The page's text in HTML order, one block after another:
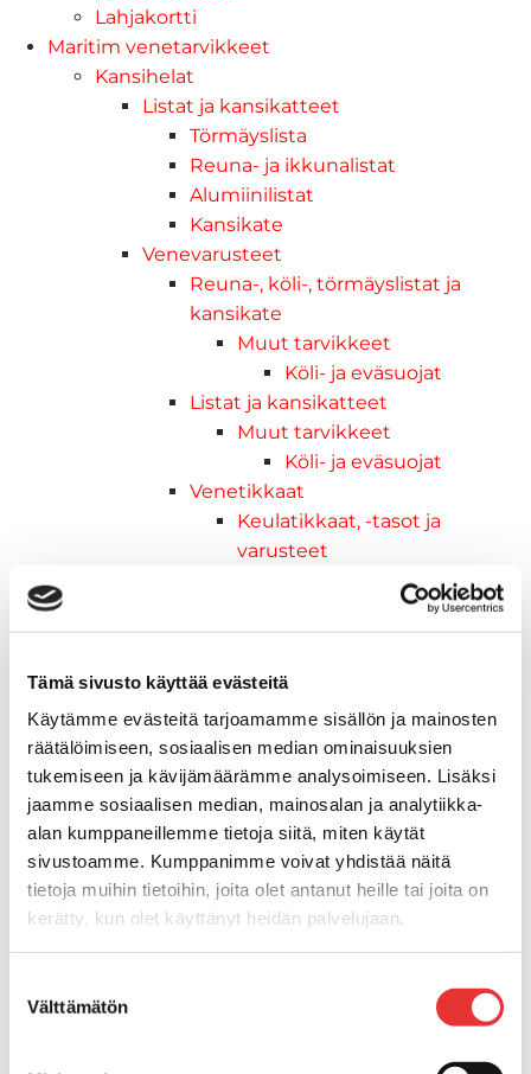
Tämä sivusto käyttää evästeitä
Käytämme evästeitä tarjoamamme sisällön ja mainosten
räätälöimiseen, sosiaalisen median ominaisuuksien
tukemiseen ja kävijämäärämme analysoimiseen. Lisäksi
jaamme sosiaalisen median, mainosalan ja analytiikka-
alan kumppaneillemme tietoja siitä, miten käytät
sivustoamme. Kumppanimme voivat yhdistää näitä
tietoja muihin tietoihin, joita olet antanut heille tai joita on
kerätty, kun olet käyttänyt heidän palvelujaan.
valinta
Välttämätön
Lahjakortti
Maritim venetarvikkeet
Kansihelat
Listat ja kansikatteet
Törmäyslista
Reuna- ja ikkunalistat
Alumiinilistat
Kansikate
Venevarusteet
Reuna-, köli-, törmäyslistat ja
kansikate
Muut tarvikkeet
Köli- ja eväsuojat
Listat ja kansikatteet
Muut tarvikkeet
Köli- ja eväsuojat
Venetikkaat
Keulatikkaat, -tasot ja
varusteet
Kasettitikkaat
Keulatikkaat
Kaide- ja kuomuhelat
päätehelat
Keulatikkaat, -tasot ja
varusteet
Keulakaiteet ja
kaidepylväät
Kansiluukut, ikkunat ja verhot
Luukut, hyttysverkot ja
rullaverhot